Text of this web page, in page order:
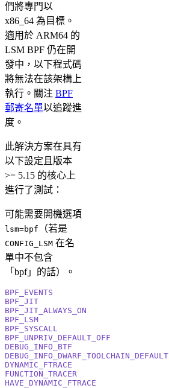
們將專門以
x86_64 為目標。
適用於 ARM64 的
LSM BPF 仍在開
發中，以下程式碼
將無法在該架構上
執行。關注 BPF
郵寄名單以追蹤進
度。
此解決方案在具有
以下設定且版本
>= 5.15 的核心上
進行了測試：
可能需要開機選項
lsm=bpf （若是
CONFIG_LSM 在名
單中不包含
「bpf」的話）。
BPF_EVENTS
BPF_JIT
BPF_JIT_ALWAYS_ON
BPF_LSM
BPF_SYSCALL
BPF_UNPRIV_DEFAULT_OFF
DEBUG_INFO_BTF
DEBUG_INFO_DWARF_TOOLCHAIN_DEFAULT
DYNAMIC_FTRACE
FUNCTION_TRACER
HAVE_DYNAMIC_FTRACE